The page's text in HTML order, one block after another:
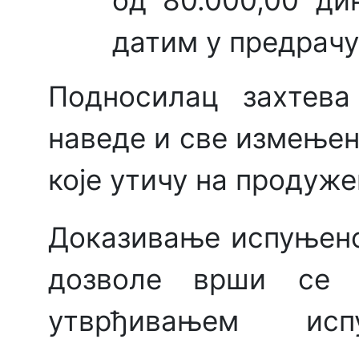
датим у
Подносилац
наведе и све
које утичу на
Доказивање
дозволе врши се
утврђивањем